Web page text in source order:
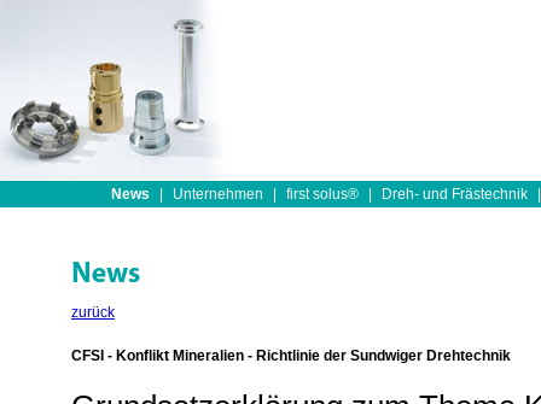
News Unternehmen first solus® Dreh- und Frästechnik
zurück
CFSI - Konflikt Mineralien - Richtlinie der Sundwiger Drehtechnik